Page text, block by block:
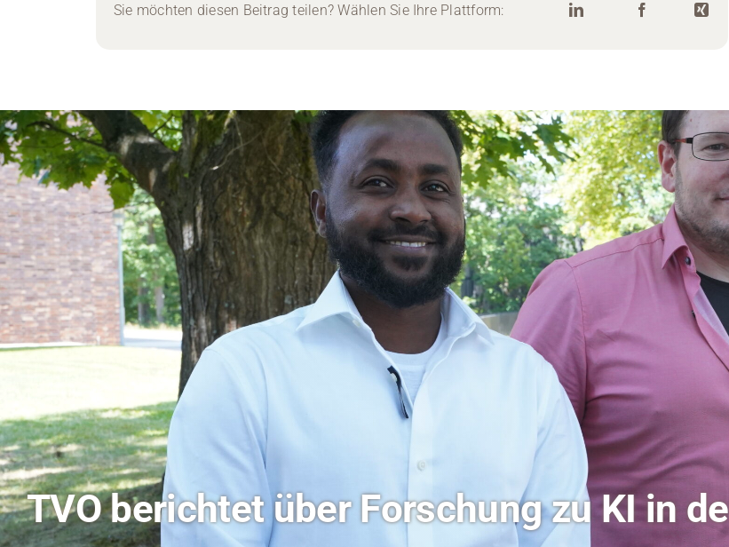
Sie möchten diesen Beitrag teilen? Wählen Sie Ihre Plattform:
Hitze-Aktionstag: Hochschule Coburg